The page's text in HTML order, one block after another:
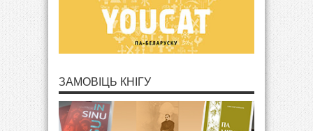
ЗАМОВІЦЬ КНІГУ